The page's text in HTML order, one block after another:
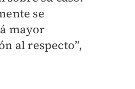
se
mayor
al respecto”,